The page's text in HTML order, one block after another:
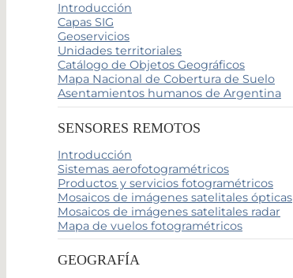
Introducción
Capas SIG
Geoservicios
Unidades territoriales
Catálogo de Objetos Geográficos
Mapa Nacional de Cobertura de Suelo
Asentamientos humanos de Argentina
SENSORES REMOTOS
Introducción
Sistemas aerofotogramétricos
Productos y servicios fotogramétricos
Mosaicos de imágenes satelitales ópticas
Mosaicos de imágenes satelitales radar
Mapa de vuelos fotogramétricos
GEOGRAFÍA